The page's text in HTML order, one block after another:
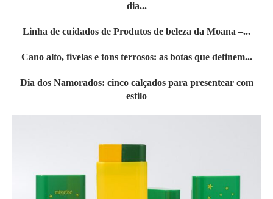
dia...
Linha de cuidados de Produtos de beleza da Moana –...
Cano alto, fivelas e tons terrosos: as botas que definem...
Dia dos Namorados: cinco calçados para presentear com
estilo